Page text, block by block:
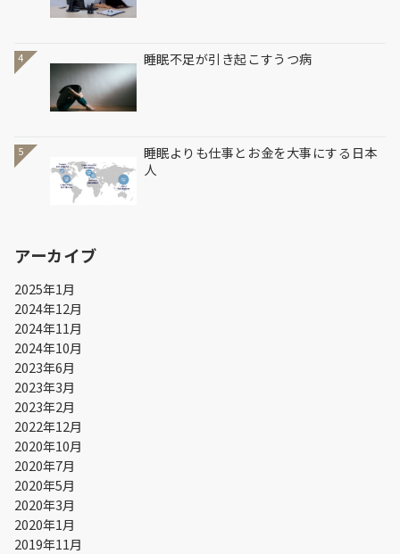
4 睡眠不足が引き起こすうつ病
5
睡眠よりも仕事とお金を大事にする日本
人
アーカイブ
2025年1月
2024年12月
2024年11月
2024年10月
2023年6月
2023年3月
2023年2月
2022年12月
2020年10月
2020年7月
2020年5月
2020年3月
2020年1月
2019年11月